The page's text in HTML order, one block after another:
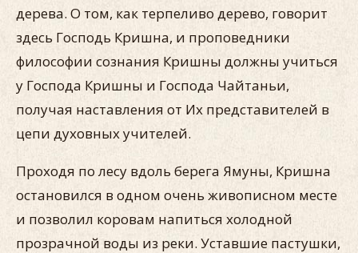
дерева. О том, как терпеливо дерево, говорит
здесь Господь Кришна, и проповедники
философии сознания Кришны должны учиться
у Господа Кришны и Господа Чайтаньи,
получая наставления от Их представителей в
цепи духовных учителей.
Проходя по лесу вдоль берега Ямуны, Кришна
остановился в одном очень живописном месте
и позволил коровам напиться холодной
прозрачной воды из реки. Уставшие пастушки,